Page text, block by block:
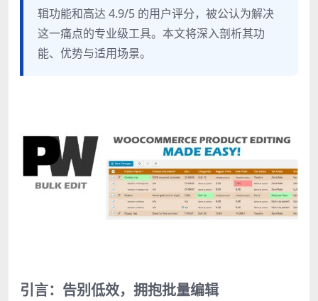
辑功能和高达 4.9/5 的用户评分，被公认为解决
这一痛点的专业级工具。本文将深入剖析其功
能、优势与适用场景。
引言：告别低效，拥抱批量编辑